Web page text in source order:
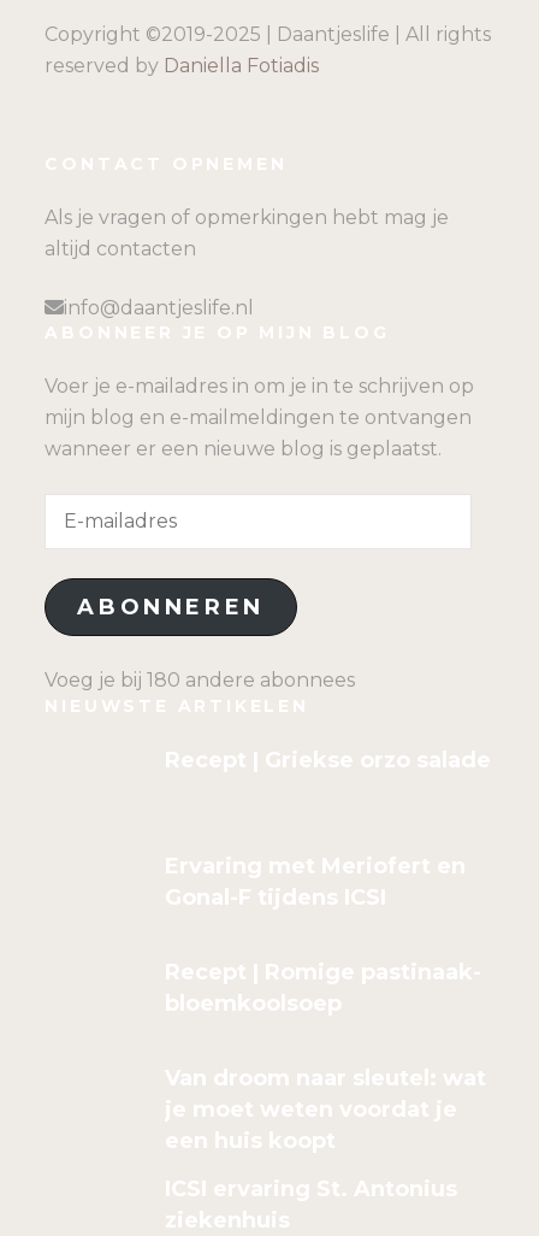
Copyright ©2019-2025 | Daantjeslife | All rights
reserved by Daniella Fotiadis
CONTACT OPNEMEN
Als je vragen of opmerkingen hebt mag je
altijd contacten
info@daantjeslife.nl
ABONNEER JE OP MIJN BLOG
Voer je e-mailadres in om je in te schrijven op
mijn blog en e-mailmeldingen te ontvangen
wanneer er een nieuwe blog is geplaatst.
ABONNEREN
Voeg je bij 180 andere abonnees
NIEUWSTE ARTIKELEN
Recept | Griekse orzo salade
Ervaring met Meriofert en
Gonal-F tijdens ICSI
Recept | Romige pastinaak-
bloemkoolsoep
Van droom naar sleutel: wat
je moet weten voordat je
een huis koopt
ICSI ervaring St. Antonius
ziekenhuis